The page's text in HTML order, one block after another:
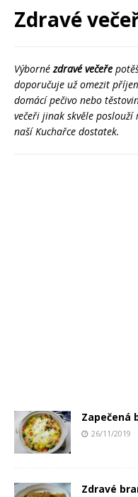
Zdravé
Výbornézdravé večeře
doporučuje už omezit
domácí pečivo nebo
večeři jinak skvěle poslouží
naší Kuchařce dostatek.
Zapečená
26/11/2019
Zdravé